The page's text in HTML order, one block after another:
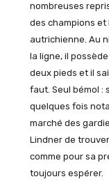
nombreuses
des champions et
autrichienne. Au
la ligne, il
deux pieds et il
faut. Seul bémol :
quelques fois
marché des
Lindner de
comme pour sa
toujours espérer.